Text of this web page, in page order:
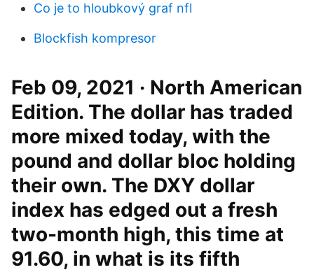
Co je to hloubkový graf nfl
Blockfish kompresor
Feb 09, 2021 · North American
Edition. The dollar has traded
more mixed today, with the
pound and dollar bloc holding
their own. The DXY dollar
index has edged out a fresh
two-month high, this time at
91.60, in what is its fifth